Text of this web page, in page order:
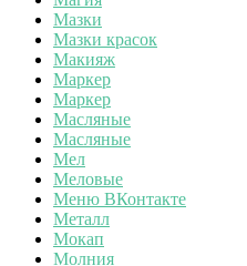
Мазки
Мазки красок
Макияж
Маркер
Маркер
Масляные
Масляные
Мел
Меловые
Меню ВКонтакте
Металл
Мокап
Молния